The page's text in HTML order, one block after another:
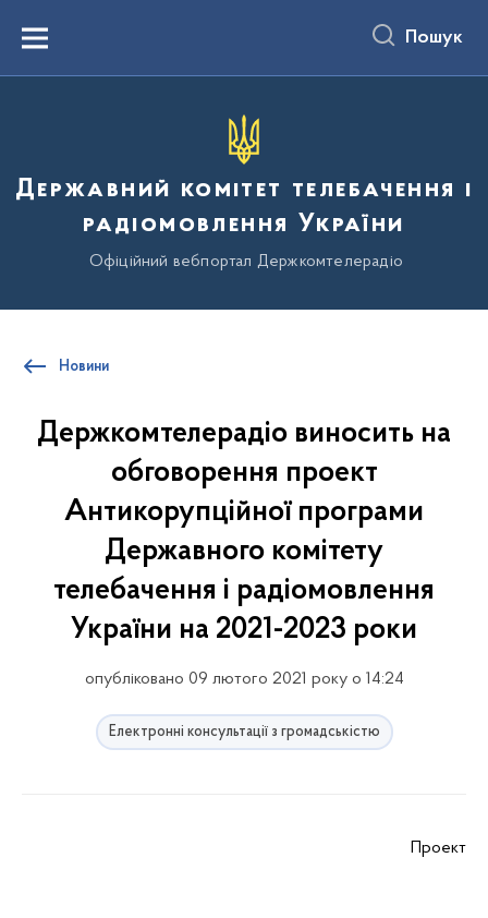
вмістуMenu Пошук
Державний комітет телебачення і
радіомовлення України
Офіційний вебпортал Держкомтелерадіо
Новини
Держкомтелерадіо виносить на
обговорення проект
Антикорупційної програми
Державного комітету
телебачення і радіомовлення
України на 2021-2023 роки
опубліковано 09 лютого 2021 року о 14:24
Електронні консультації з громадськістю
Проект